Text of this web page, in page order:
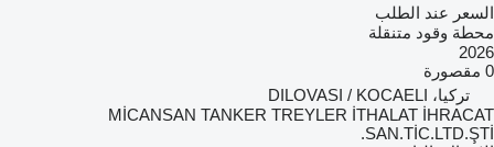
السعر عند الطلب
محطة وقود متنقلة
2026
0 مقصورة
تركيا، DILOVASI / KOCAELI
MİCANSAN TANKER TREYLER İTHALAT İHRACAT
SAN.TİC.LTD.ŞTİ.